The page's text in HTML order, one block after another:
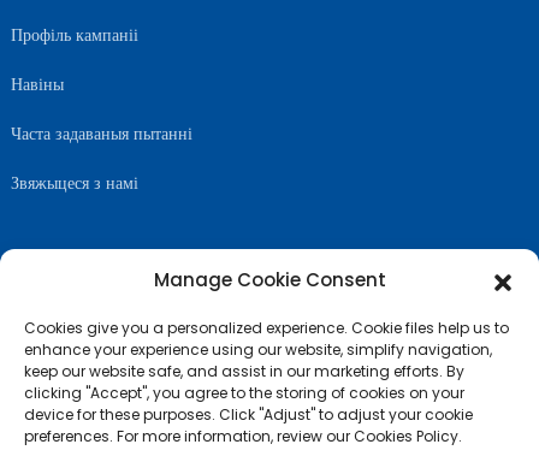
Профіль кампаніі
Навіны
Часта задаваныя пытанні
Звяжыцеся з намі
Manage Cookie Consent
Cookies give you a personalized experience. Cookie files help us to
enhance your experience using our website, simplify navigation,
keep our website safe, and assist in our marketing efforts. By
clicking "Accept", you agree to the storing of cookies on your
device for these purposes. Click "Adjust" to adjust your cookie
preferences. For more information, review our Cookies Policy.